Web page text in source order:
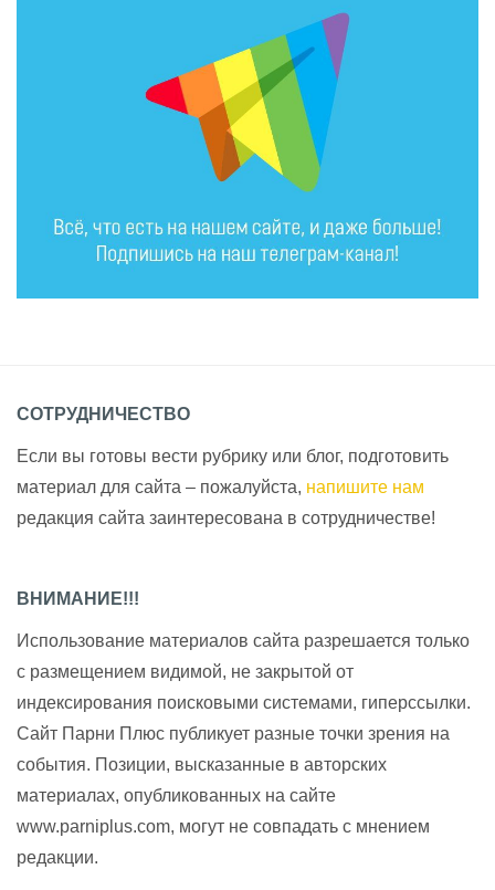
СОТРУДНИЧЕСТВО
Если вы готовы вести рубрику или блог, подготовить
материал для сайта – пожалуйста, напишите нам
редакция сайта заинтересована в сотрудничестве!
ВНИМАНИЕ!!!
Использование материалов сайта разрешается только
с размещением видимой, не закрытой от
индексирования поисковыми системами, гиперссылки.
Сайт Парни Плюс публикует разные точки зрения на
события. Позиции, высказанные в авторских
материалах, опубликованных на сайте
www.parniplus.com, могут не совпадать с мнением
редакции.